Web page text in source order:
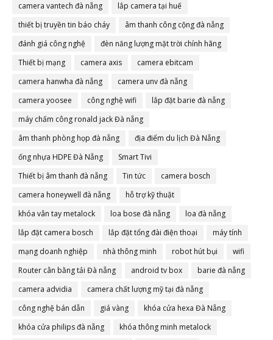
camera vantech đà nẵng
lắp camera tại huế
thiết bị truyền tin báo cháy
âm thanh công cộng đà nẵng
đánh giá công nghệ
đèn năng lượng mặt trời chính hãng
Thiết bị mạng
camera axis
camera ebitcam
camera hanwha đà nẵng
camera unv đà nẵng
camera yoosee
công nghệ wifi
lắp đặt barie đà nẵng
máy chấm công ronald jack Đà nẵng
âm thanh phòng họp đà nẵng
địa điểm du lịch Đà Nẵng
ống nhựa HDPE Đà Nẵng
Smart Tivi
Thiết bị âm thanh đà nẵng
Tin tức
camera bosch
camera honeywell đà nẵng
hỗ trợ kỹ thuật
khóa vân tay metalock
loa bose đà nẵng
loa đà nẵng
lắp đặt camera bosch
lắp đặt tổng đài điện thoại
máy tính
mạng doanh nghiệp
nhà thông minh robot hút bụi
wifi
Router cân bằng tải Đà nẵng
android tv box
barie đà nẵng
camera advidia
camera chất lượng mỹ tại đà nẵng
công nghệ bán dẫn
giá vàng
khóa cửa hexa Đà Nẵng
khóa cửa philips đà nẵng
khóa thông minh metalock